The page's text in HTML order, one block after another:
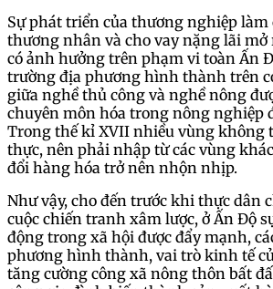
Sự phát triển của thương nghiệp làm
thương nhân và cho vay nặng lãi mở
có ảnh hưởng trên phạm vi toàn Ấn
trường địa phương hình thành trên
giữa nghề thủ công và nghề nông
chuyên môn hóa trong nông nghiệp
Trong thế kỉ XVII nhiều vùng không
thực, nên phải nhập từ các vùng
đổi hàng hóa trở nên nhộn nhịp.
Như vậy, cho đến trước khi thực dân
cuộc chiến tranh xâm lược, ở Ấn Độ
động trong xã hội được đẩy mạnh,
phương hình thành, vai trò kinh tế
tăng cường công xã nông thôn bất